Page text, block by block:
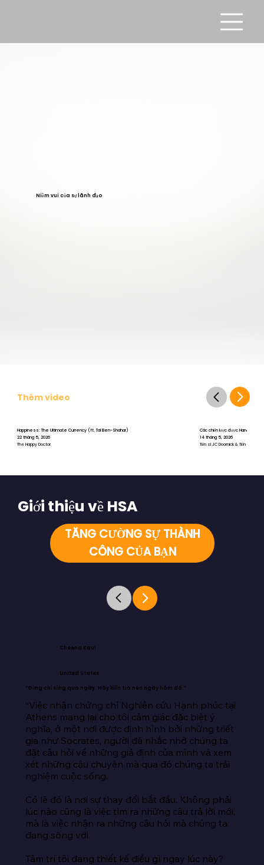
Niềm vui của sự lãnh đạo
Thêm video
Happiness: The Ultimate Currency (ft. Tal Ben-Shahar)
22 tháng 5, 2026
The Happy Doctor
Các chiến lược được Harvard
14 tháng 5, 2026
Tiến sĩ JC Doornick & Tiến sĩ Tal
TĂNG CƯỜNG SỰ THÀNH
CÔNG CỦA BẠN
Giới thiệu về HSA
Cheena Kaul
United States
“Đừng chỉ sống qua ngày. Hãy kiến tạo nên ngày hôm đó.”
“Việc nhận chứng chỉ Nghiên cứu Hạnh phúc tại
Athens mang lại cho tôi cảm giác đặc biệt ý
nghĩa, ở một nơi được định hình bởi những triết
gia như Socrates, người đã nhắc nhở chúng ta
đặt câu hỏi về những giả định của mình và xem
xét những câu chuyện mà qua đó chúng ta trải
nghiệm cuộc sống.
Có lẽ đó là nơi sự thay đổi bắt đầu. Không phải
lúc nào cũng là việc tìm ra những câu trả lời mới,
mà là việc nhận ra những câu hỏi mà chúng ta
đang sống với.
Tâm trí tôi đang thiết kế điều gì ngay lúc này?